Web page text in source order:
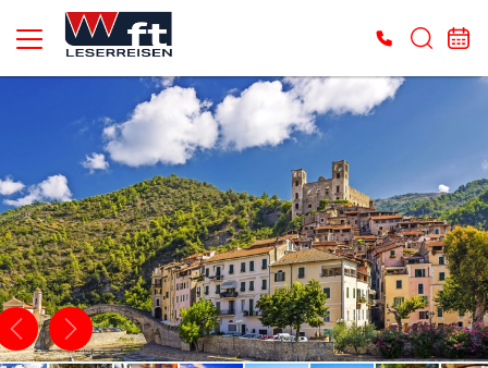
Es konnten keine gültigen Angebote gefunden werden. Bitte wenden Sie sich an
unser Service-Center.